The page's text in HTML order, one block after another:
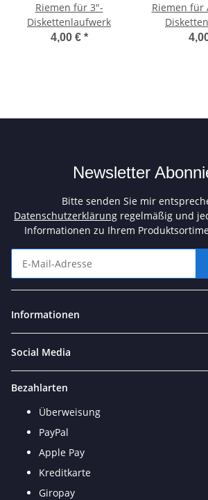
Riemen für 3"-
Diskettenlaufwerk
4,00 € *
Riemen für
Newsletter
Bitte senden Sie mir
Datenschutzerklärung regelmäßig und
Informationen zu Ihrem
Informationen
Social Media
Bezahlarten
Überweisung
PayPal
Apple Pay
Kreditkarte
Giropay